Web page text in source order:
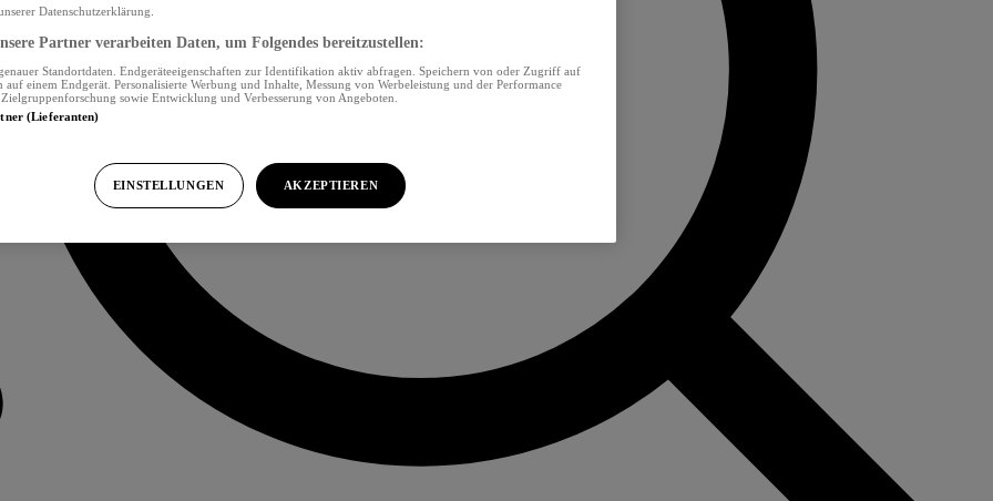
Datenschutzerklärung.
Partner verarbeiten Daten, um Folgendes bereitzustellen:
Standortdaten. Endgeräteeigenschaften zur Identifikation aktiv abfragen. Speichern von oder Zugriff auf
einem Endgerät. Personalisierte Werbung und Inhalte, Messung von Werbeleistung und der Performance
sowie Entwicklung und Verbesserung von Angeboten.
(Lieferanten)
EINSTELLUNGEN AKZEPTIEREN